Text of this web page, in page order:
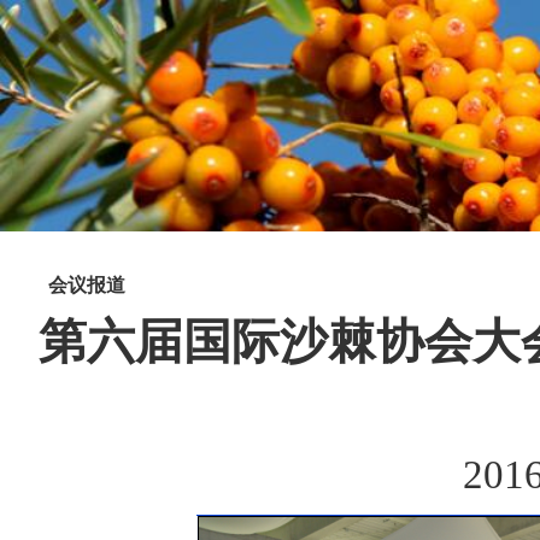
会议报道
第六届国际沙棘协会大